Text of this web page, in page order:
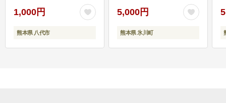
1,000円
熊本県 八代市
5,000円
熊本県 氷川町